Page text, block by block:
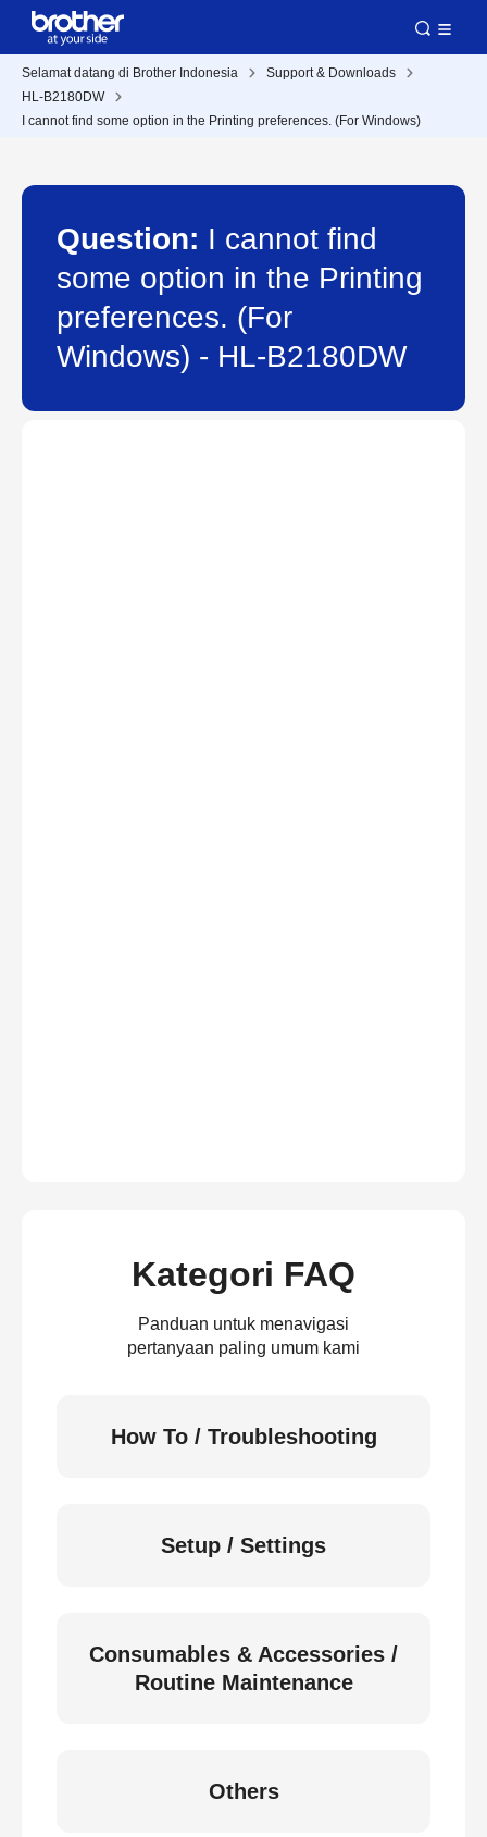
Selamat datang di Brother Indonesia
Support & Downloads
HL-B2180DW
I cannot find some option in the Printing preferences. (For Windows)
Question: I cannot find
some option in the Printing
preferences. (For
Windows) - HL-B2180DW
Kategori FAQ
Panduan untuk menavigasi
pertanyaan paling umum kami
How To / Troubleshooting
Setup / Settings
Consumables & Accessories /
Routine Maintenance
Others